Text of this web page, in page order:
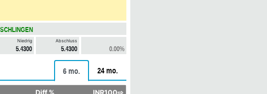
Niedrig
5.4300
Abschluss
5.4300 0.00%
6 mo. 24 mo.
Diff.% INR100⇨